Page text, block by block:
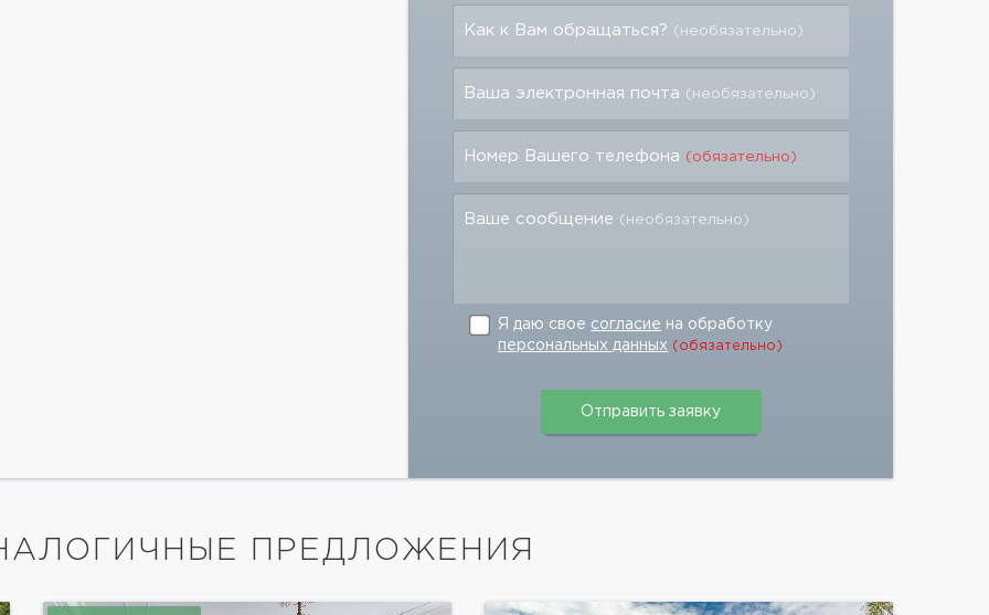
Как к Вам обращаться? (необязательно)
Ваша электронная почта (необязательно)
Номер Вашего телефона (обязательно)
Ваше сообщение (необязательно)
Я даю свое согласие на обработку
персональных данных (обязательно)
ПРЕДЛОЖЕНИЯ